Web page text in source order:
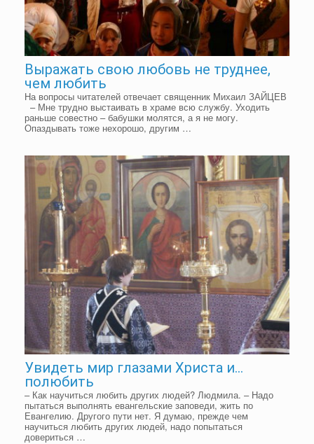
Выражать свою любовь не труднее,
чем любить
На вопросы читателей отвечает священник Михаил ЗАЙЦЕВ
– Мне трудно выстаивать в храме всю службу. Уходить
раньше совестно – бабушки молятся, а я не могу.
Опаздывать тоже нехорошо, другим …
Увидеть мир глазами Христа и…
полюбить
– Как научиться любить других людей? Людмила. – Надо
пытаться выполнять евангельские заповеди, жить по
Евангелию. Другого пути нет. Я думаю, прежде чем
научиться любить других людей, надо попытаться
довериться …